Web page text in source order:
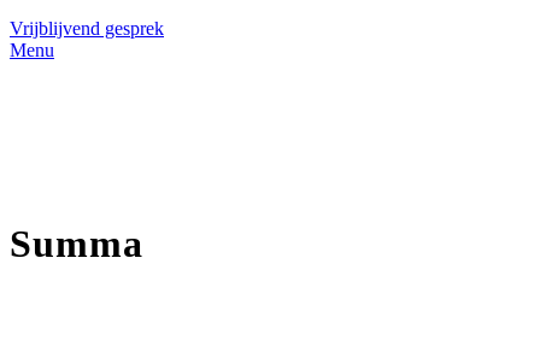
Vrijblijvend gesprek
Menu
Summa